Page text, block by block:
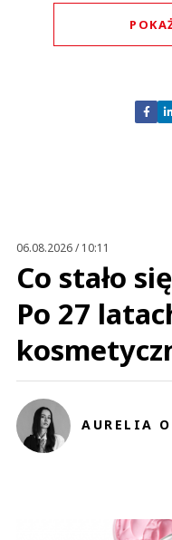
Nie
Zostaw
06.08.2026 / 10:11
Co stało
Po 27
AURELIA